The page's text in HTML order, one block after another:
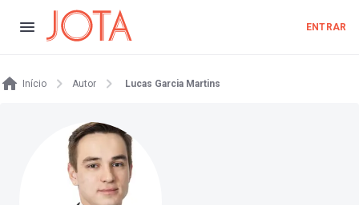
ENTRAR
Início Autor Lucas Garcia Martins